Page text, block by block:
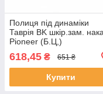
Полиця під динаміки
Таврія BK шкір.зам.
Pioneer (Б.Ц,)
618,45 ₴ 651 ₴
Купити